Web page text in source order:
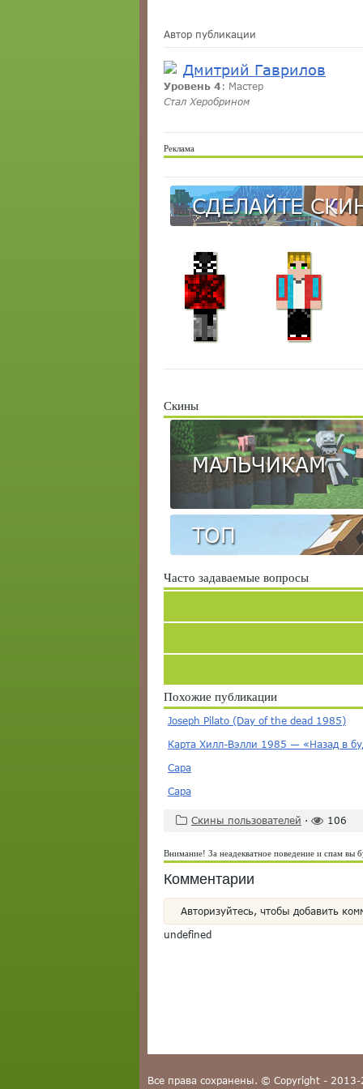
Автор публикации
Дмитрий Гаврилов
Уровень 4 : Мастер
Стал Херобрином
Реклама
СДЕЛАЙТЕ
Скины
МАЛЬЧИКАМ
ТОП
Часто задаваемые вопросы
Похожие публикации
Joseph Pilato (Day of the dead 1985)
Карта Хилл-Вэлли 1985 — «Назад в
Сара
Сара
Скины пользователей · 106
Внимание! За неадекватное поведение и спам вы
Комментарии
Авторизуйтесь, чтобы добавить
undefined
Все права сохранены. © Copyright -